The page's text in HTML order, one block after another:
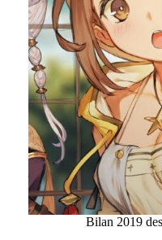
Bilan 2019